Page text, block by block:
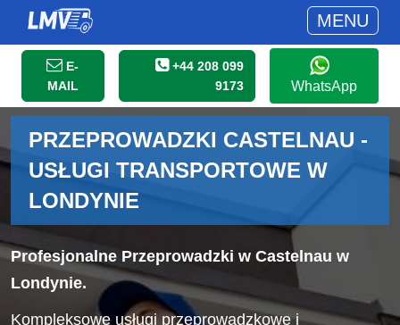
MENU
E-
MAIL
+44 208 099
9173
WhatsApp
PRZEPROWADZKI CASTELNAU -
USŁUGI TRANSPORTOWE W
LONDYNIE
Profesjonalne Przeprowadzki w Castelnau w
Londynie.
Kompleksowe usługi przeprowadzkowe i